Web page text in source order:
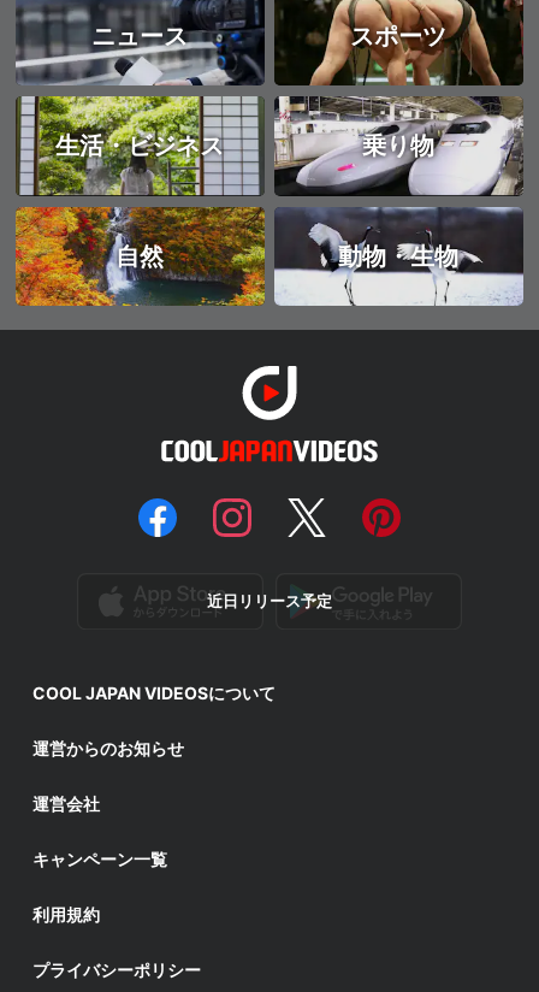
ニュース スポーツ
生活・ビジネス 乗り物
自然 動物・生物
近日リリース予定
COOL JAPAN VIDEOSについて
運営からのお知らせ
運営会社
キャンペーン一覧
利用規約
プライバシーポリシー